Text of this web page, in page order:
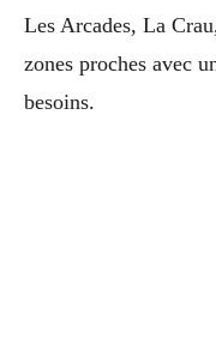
Les Arcades, La
zones proches avec
besoins.